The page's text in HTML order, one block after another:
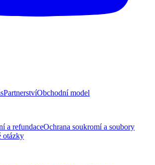
PartnerstvíObchodní model
a refundaceOchrana soukromí a soubory
otázky